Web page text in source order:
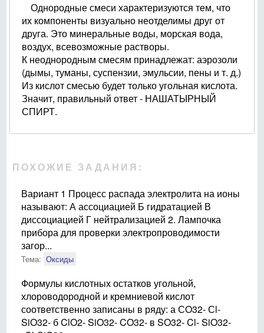
Однородные смеси характеризуются тем, что
их компоненты визуально неотделимы друг от
друга. Это минеральные воды, морская вода,
воздух, всевозможные растворы.
К неоднородным смесям принадлежат: аэрозоли
(дымы, туманы, суспензии, эмульсии, пены и т. д.)
Из кислот смесью будет только угольная кислота.
Значит, правильный ответ - НАШАТЫРНЫЙ
СПИРТ.
ПОХОЖИЕ ЗАДАНИЯ:
Вариант 1 Процесс распада электролита на ионы
называют: А ассоциацией Б гидратацией В
диссоциацией Г нейтрализацией 2. Лампочка
прибора для проверки электропроводимости
загор...
Тема: Оксиды
Формулы кислотных остатков угольной,
хлороводородной и кремниевой кислот
соответственно записаны в ряду: а СO32- Сl-
SiO32- б ClO2- SiO32- CO32- в SO32- Cl- SiO32-